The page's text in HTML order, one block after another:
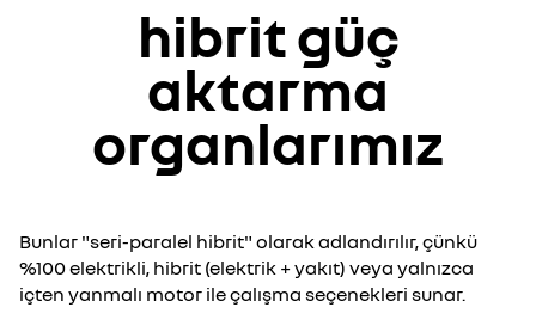
hibrit güç
aktarma
organlarımız
Bunlar "seri-paralel hibrit" olarak adlandırılır, çünkü
%100 elektrikli, hibrit (elektrik + yakıt) veya yalnızca
içten yanmalı motor ile çalışma seçenekleri sunar.